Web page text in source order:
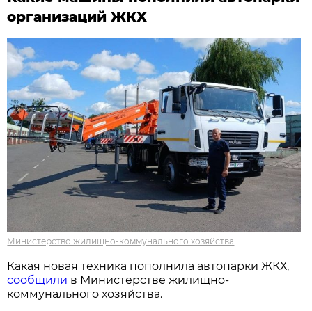
организаций ЖКХ
Министерство жилищно-коммунального хозяйства
Какая новая техника пополнила автопарки ЖКХ,
сообщили в Министерстве жилищно-
коммунального хозяйства.